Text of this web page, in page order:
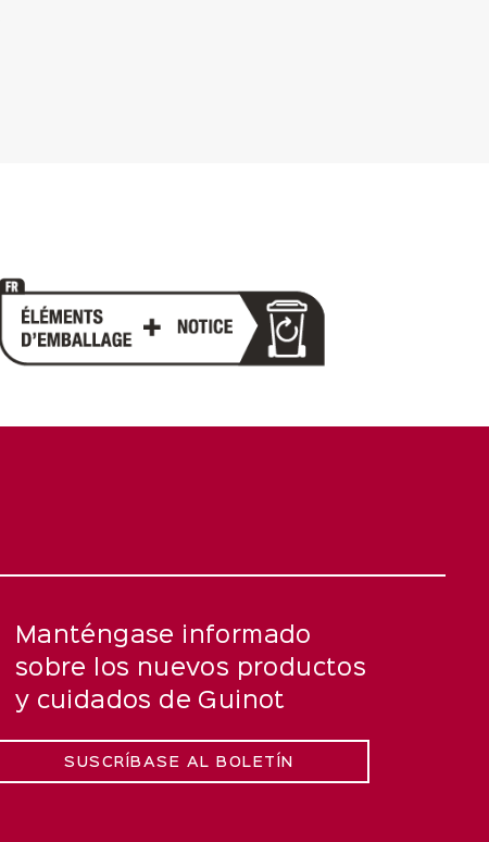
Manténgase informado
sobre los nuevos productos
y cuidados de Guinot
SUSCRÍBASE AL BOLETÍN